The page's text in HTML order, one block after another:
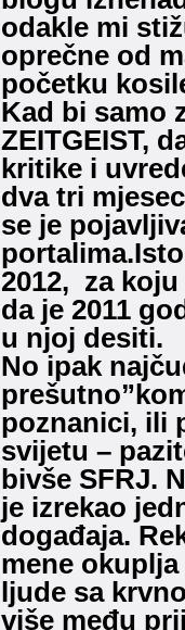
odakle mi
oprečne od
početku
Kad bi samo
ZEITGEIST,
kritike i
dva tri
se je
2012, za
da je 2011
u njoj desiti.
No ipak
poznanici, ili
svijetu –
bivše SFRJ.
je izrekao
događaja.
mene
ljude sa
više među